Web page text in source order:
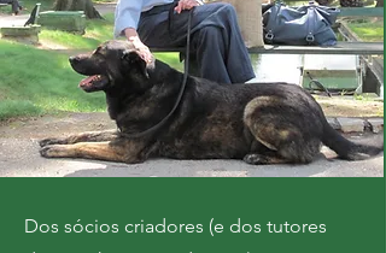
Dos sócios criadores (e dos tutores